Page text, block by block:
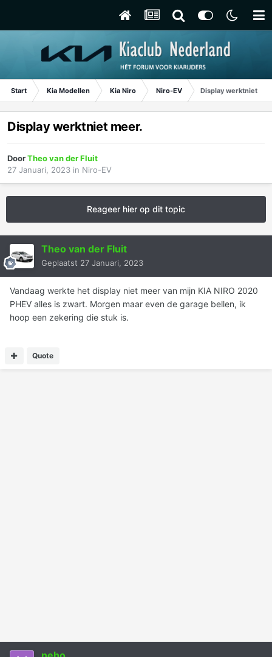
Start Kia Modellen Kia Niro Niro-EV Display werktniet
Display werktniet meer.
DoorTheo van der Fluit
27 Januari, 2023 in Niro-EV
Reageer hier op dit topic
Theo van der Fluit
Geplaatst 27 Januari, 2023
Vandaag werkte het display niet meer van mijn KIA NIRO 2020
PHEV alles is zwart. Morgen maar even de garage bellen, ik
hoop een zekering die stuk is.
Quote